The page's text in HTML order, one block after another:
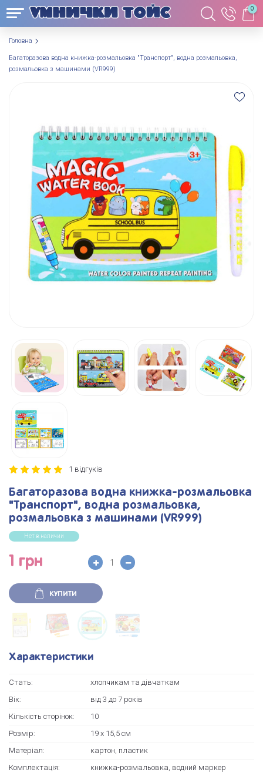
0
Головна
Багаторазова водна книжка-розмальовка "Транспорт", водна розмальовка,
розмальовка з машинами (VR999)
1 відгуків
Багаторазова водна книжка-розмальовка
"Транспорт", водна розмальовка,
розмальовка з машинами (VR999)
Нет в наличии
1 грн
КУПИТИ
Характеристики
Стать:
хлопчикам та дівчаткам
Вік:
від 3 до 7 років
Кількість сторінок:
10
Розмір:
19 х 15,5 см
Матеріал:
картон, пластик
Комплектація:
книжка-розмальовка, водний маркер